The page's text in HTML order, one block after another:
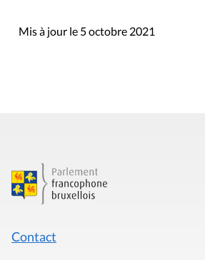
Mis à jour le 5 octobre 2021
Contact